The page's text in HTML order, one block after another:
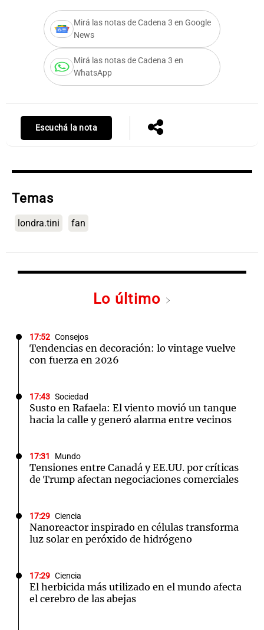
Mirá las notas de Cadena 3 en Google
News
Mirá las notas de Cadena 3 en
WhatsApp
Escuchá la nota
Temas
londra.tini fan
Lo último
17:52 Consejos
Tendencias en decoración: lo vintage vuelve
con fuerza en 2026
17:43 Sociedad
Susto en Rafaela: El viento movió un tanque
hacia la calle y generó alarma entre vecinos
17:31 Mundo
Tensiones entre Canadá y EE.UU. por críticas
de Trump afectan negociaciones comerciales
17:29 Ciencia
Nanoreactor inspirado en células transforma
luz solar en peróxido de hidrógeno
17:29 Ciencia
El herbicida más utilizado en el mundo afecta
el cerebro de las abejas
Mundial 2026
La Sole en
Cadena 3